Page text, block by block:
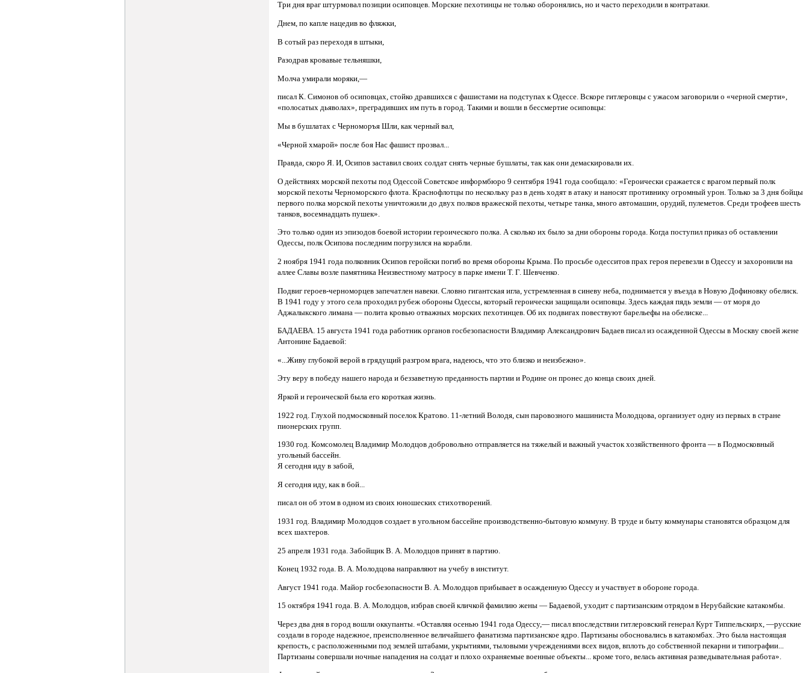
Три дня враг штурмовал позиции осиповцев. Морские пехотинцы не только оборонялись, но и часто переходили в контратаки.
Днем, по капле нацедив во фляжки,
В сотый раз переходя в штыки,
Разодрав кровавые тельняшки,
Молча умирали моряки,—
писал К. Симонов об осиповцах, стойко дравшихся с фашистами на подступах к Одессе. Вскоре гитлеровцы с ужасом заговорили о «черной смерти»,
«полосатых дьяволах», преградивших им путь в город. Такими и вошли в бессмертие осиповцы:
Мы в бушлатах с Черноморъя Шли, как черный вал,
«Черной хмарой» после боя Нас фашист прозвал...
Правда, скоро Я. И, Осипов заставил своих солдат снять черные бушлаты, так как они демаскировали их.
О действиях морской пехоты под Одессой Советское информбюро 9 сентября 1941 года сообщало: «Героически сражается с врагом первый полк
морской пехоты Черноморского флота. Краснофлотцы по нескольку раз в день ходят в атаку и наносят противнику огромный урон. Только за 3 дня бойцы
первого полка морской пехоты уничтожили до двух полков вражеской пехоты, четыре танка, много автомашин, орудий, пулеметов. Среди трофеев шесть
танков, восемнадцать пушек».
Это только один из эпизодов боевой истории героического полка. А сколько их было за дни обороны города. Когда поступил приказ об оставлении
Одессы, полк Осипова последним погрузился на корабли.
2 ноября 1941 года полковник Осипов геройски погиб во время обороны Крыма. По просьбе одесситов прах героя перевезли в Одессу и захоронили на
аллее Славы возле памятника Неизвестному матросу в парке имени Т. Г. Шевченко.
Подвиг героев-черноморцев запечатлен навеки. Словно гигантская игла, устремленная в синеву неба, поднимается у въезда в Новую Дофиновку обелиск.
В 1941 году у этого села проходил рубеж обороны Одессы, который героически защищали осиповцы. Здесь каждая пядь земли — от моря до
Аджалыкского лимана — полита кровью отважных морских пехотинцев. Об их подвигах повествуют барельефы на обелиске...
БАДАЕВА. 15 августа 1941 года работник органов госбезопасности Владимир Александрович Бадаев писал из осажденной Одессы в Москву своей жене
Антонине Бадаевой:
«...Живу глубокой верой в грядущий разгром врага, надеюсь, что это близко и неизбежно».
Эту веру в победу нашего народа и беззаветную преданность партии и Родине он пронес до конца своих дней.
Яркой и героической была его короткая жизнь.
1922 год. Глухой подмосковный поселок Кратово. 11-летний Володя, сын паровозного машиниста Молодцова, организует одну из первых в стране
пионерских групп.
1930 год. Комсомолец Владимир Молодцов добровольно отправляется на тяжелый и важный участок хозяйственного фронта — в Подмосковный
угольный бассейн.
Я сегодня иду в забой,
Я сегодня иду, как в бой...
писал он об этом в одном из своих юношеских стихотворений.
1931 год. Владимир Молодцов создает в угольном бассейне производственно-бытовую коммуну. В труде и быту коммунары становятся образцом для
всех шахтеров.
25 апреля 1931 года. Забойщик В. А. Молодцов принят в партию.
Конец 1932 года. В. А. Молодцова направляют на учебу в институт.
Август 1941 года. Майор госбезопасности В. А. Молодцов прибывает в осажденную Одессу и участвует в обороне города.
15 октября 1941 года. В. А. Молодцов, избрав своей кличкой фамилию жены — Бадаевой, уходит с партизанским отрядом в Нерубайские катакомбы.
Через два дня в город вошли оккупанты. «Оставляя осенью 1941 года Одессу,— писал впоследствии гитлеровский генерал Курт Типпельскирх, —русские
создали в городе надежное, преисполненное величайшего фанатизма партизанское ядро. Партизаны обосновались в катакомбах. Это была настоящая
крепость, с расположенными под землей штабами, укрытиями, тыловыми учреждениями всех видов, вплоть до собственной пекарни и типографии...
Партизаны совершали ночные нападения на солдат и плохо охраняемые военные объекты... кроме того, велась активная разведывательная работа».